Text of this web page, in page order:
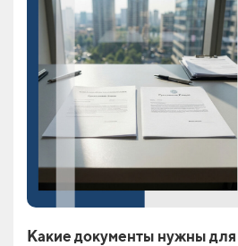
Какие документы нужны для